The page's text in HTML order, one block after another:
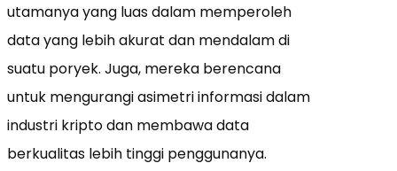
utamanya yang luas dalam memperoleh
data yang lebih akurat dan mendalam di
suatu poryek. Juga, mereka berencana
untuk mengurangi asimetri informasi dalam
industri kripto dan membawa data
berkualitas lebih tinggi penggunanya.